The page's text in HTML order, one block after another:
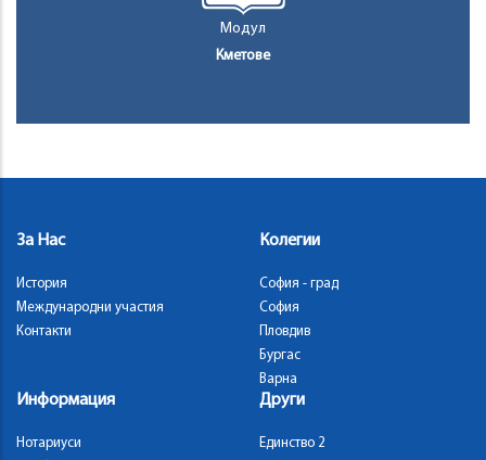
Модул
Кметове
За Нас
История
Международни участия
Контакти
Колегии
София - град
София
Пловдив
Бургас
Варна
Информация
Нотариуси
Други
Единство 2